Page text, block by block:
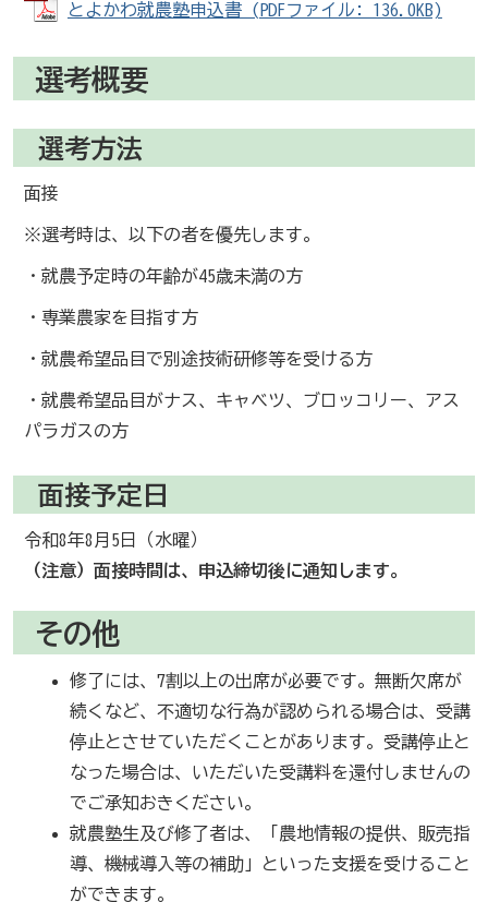
とよかわ就農塾申込書 (PDFファイル: 136.0KB)
選考概要
選考方法
面接
※選考時は、以下の者を優先します。
・就農予定時の年齢が45歳未満の方
・専業農家を目指す方
・就農希望品目で別途技術研修等を受ける方
・就農希望品目がナス、キャベツ、ブロッコリー、アス
パラガスの方
面接予定日
令和8年8月5日（水曜）
（注意）面接時間は、申込締切後に通知します。
その他
修了には、7割以上の出席が必要です。無断欠席が
続くなど、不適切な行為が認められる場合は、受講
停止とさせていただくことがあります。受講停止と
なった場合は、いただいた受講料を還付しませんの
でご承知おきください。
就農塾生及び修了者は、「農地情報の提供、販売指
導、機械導入等の補助」といった支援を受けること
ができます。